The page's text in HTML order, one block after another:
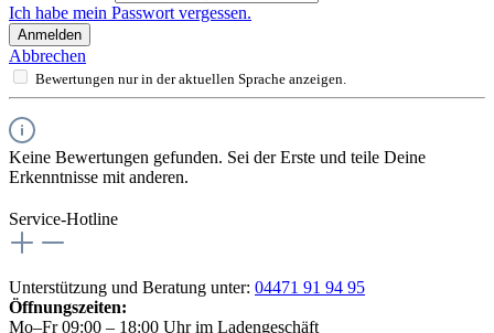
Ich habe mein Passwort vergessen.
Anmelden
Abbrechen
Bewertungen nur in der aktuellen Sprache anzeigen.
Keine Bewertungen gefunden. Sei der Erste und teile Deine
Erkenntnisse mit anderen.
Service-Hotline
Unterstützung und Beratung unter: 04471 91 94 95
Öffnungszeiten:
Mo–Fr 09:00 – 18:00 Uhr im Ladengeschäft